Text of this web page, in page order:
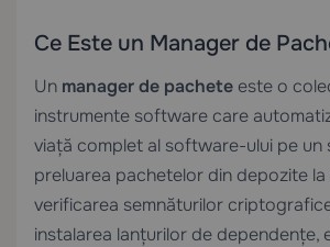
Ce Este un Manager de
Un manager de pachete este o
instrumente software care
viață complet al software-ului pe un
preluarea pachetelor din depozite
verificarea semnăturilor
instalarea lanțurilor de dependențe,